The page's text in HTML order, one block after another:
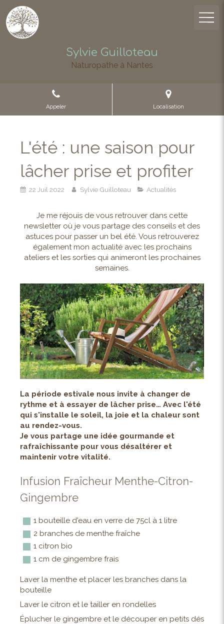
Sylvie Guilloteau
Naturopathe à Nantes
Appeler Localisation
L'été : une saison pour
lâcher prise et profiter
22 Juil 2022 Sylvie Guilloteau Actualités
Je me réjouis de vous retrouver dans cette
newsletter où je vous partage des conseils et des
astuces pour passer un bel été. Vous retrouverez
également mon actualité avec les prochains
ateliers et les sorties qui animeront les prochaines
semaines.
La période estivale nous invite à changer de
rythme et à essayer de lâcher prise… Avec l'été
qui s'installe le soleil, la joie et la chaleur sont
au rendez-vous.
Je vous partage une idée gourmande et
rafraîchissante pour vous désaltérer et
maintenir votre vitalité.
Infusion Fraîcheur Menthe-Citron-
Gingembre
1 bouteille d'eau en verre de 75cl à 1 litre
2 branches de menthe fraîche
1 citron bio
1 cm de gingembre frais
Laver la menthe et placer les branches dans la
bouteille
Laver le citron et le tailler en rondelles
Éplucher le gingembre et le découper en petits dés